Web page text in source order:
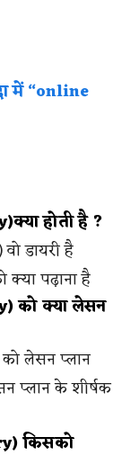
में “online
होती है ?
डायरी है
पढ़ाना है
को क्या लेसन
लेसन प्लान
प्लान के शीर्षक
किसको